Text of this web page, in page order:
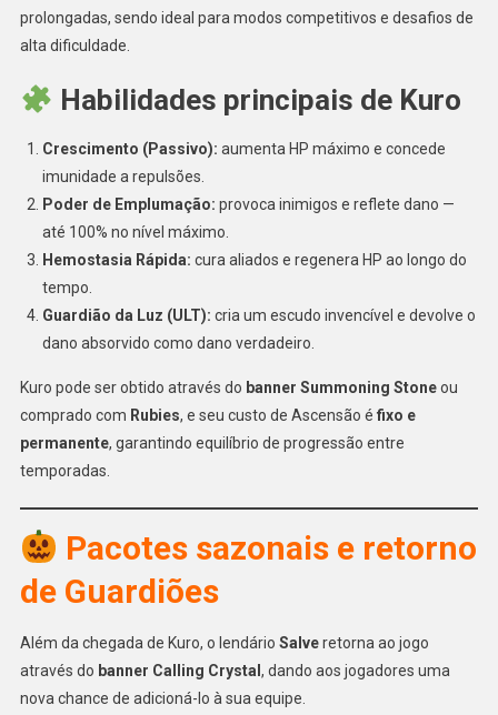
prolongadas, sendo ideal para modos competitivos e desafios de
alta dificuldade.
Habilidades principais de Kuro
Crescimento (Passivo): aumenta HP máximo e concede
imunidade a repulsões.
Poder de Emplumação: provoca inimigos e reflete dano —
até 100% no nível máximo.
Hemostasia Rápida: cura aliados e regenera HP ao longo do
tempo.
Guardião da Luz (ULT): cria um escudo invencível e devolve o
dano absorvido como dano verdadeiro.
Kuro pode ser obtido através do banner Summoning Stoneou
comprado com Rubies, e seu custo de Ascensão é fixo e
permanente, garantindo equilíbrio de progressão entre
temporadas.
Pacotes sazonais e retorno
de Guardiões
Além da chegada de Kuro, o lendário Salveretorna ao jogo
através do banner Calling Crystal , dando aos jogadores uma
nova chance de adicioná-lo à sua equipe.